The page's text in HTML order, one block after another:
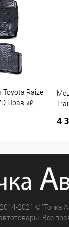
Toyota Raize
Правый
4
2021 © "Точка
Все